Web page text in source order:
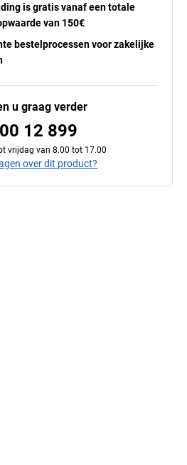
is gratis vanaf een totale
van 150€
bestelprocessen voor zakelijke
u graag verder
12 899
vrijdag van 8.00 tot 17.00
over dit product?